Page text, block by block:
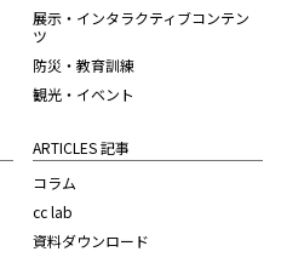
展示・インタラクティブコンテン
ツ
防災・教育訓練
観光・イベント
ARTICLES 記事
コラム
cc lab
資料ダウンロード